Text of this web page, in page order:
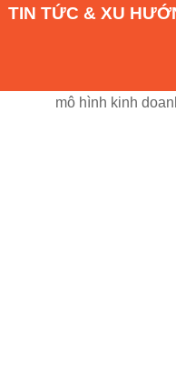
TIN TỨC & XU
mô hình kinh